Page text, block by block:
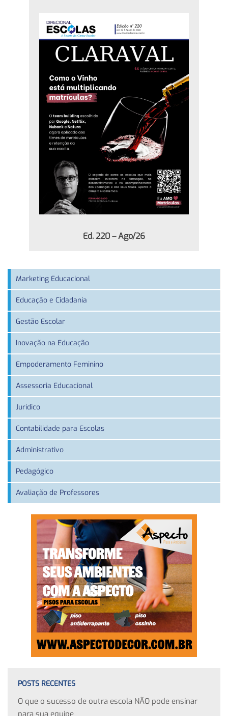
Ed. 220 – Ago/26
Marketing Educacional
Educação e Cidadania
Gestão Escolar
Inovação na Educação
Empoderamento Feminino
Assessoria Educacional
Jurídico
Contabilidade para Escolas
Administrativo
Pedagógico
Avaliação de Professores
POSTS RECENTES
O que o sucesso de outra escola NÃO pode ensinar
para sua equipe